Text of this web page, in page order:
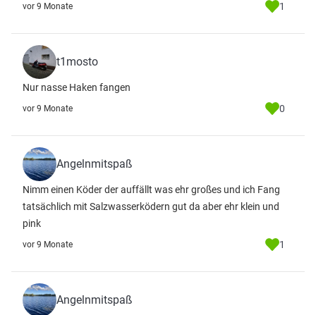
vor 9 Monate 1
t1mosto
Nur nasse Haken fangen
vor 9 Monate 0
Angelnmitspaß
Nimm einen Köder der auffällt was ehr großes und ich Fang
tatsächlich mit Salzwasserködern gut da aber ehr klein und
pink
vor 9 Monate 1
Angelnmitspaß